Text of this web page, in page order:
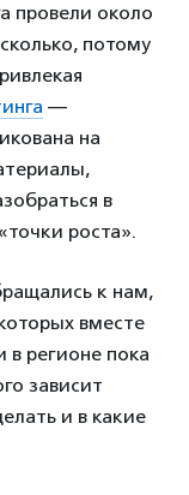
провели около
потому
—
на
в
роста».
к нам,
вместе
в регионе пока
зависит
и в какие